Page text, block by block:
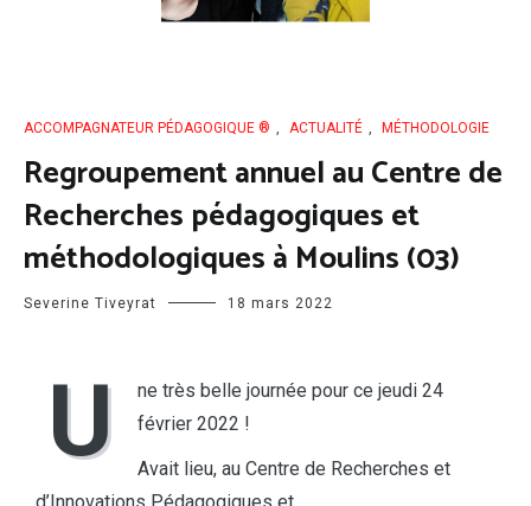
ACCOMPAGNATEUR PÉDAGOGIQUE ® , ACTUALITÉ , MÉTHODOLOGIE
Regroupement annuel au Centre de
Recherches pédagogiques et
méthodologiques à Moulins (03)
Severine Tiveyrat 18 mars 2022
U
ne très belle journée pour ce jeudi 24
février 2022 !
Avait lieu, au Centre de Recherches et